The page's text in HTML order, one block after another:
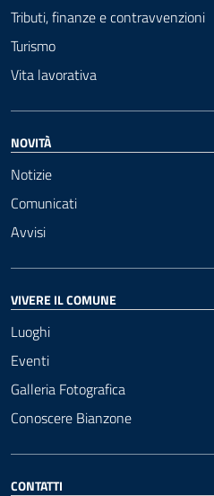
Tributi, finanze e contravvenzioni
Turismo
Vita lavorativa
NOVITÀ
Notizie
Comunicati
Avvisi
VIVERE IL COMUNE
Luoghi
Eventi
Galleria Fotografica
Conoscere Bianzone
CONTATTI